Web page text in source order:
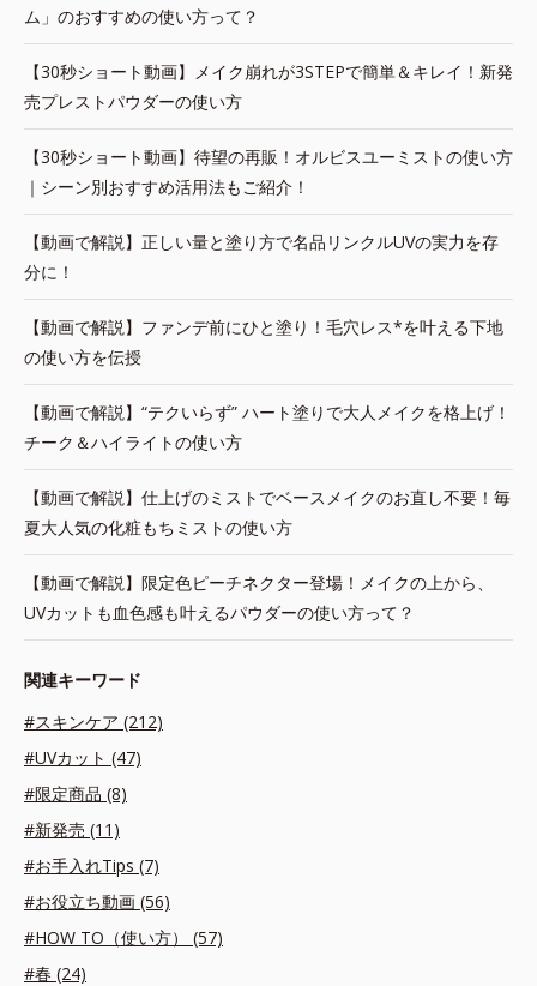
ム」のおすすめの使い方って？
【30秒ショート動画】メイク崩れが3STEPで簡単＆キレイ！新発
売プレストパウダーの使い方
【30秒ショート動画】待望の再販！オルビスユーミストの使い方
｜シーン別おすすめ活用法もご紹介！
【動画で解説】正しい量と塗り方で名品リンクルUVの実力を存
分に！
【動画で解説】ファンデ前にひと塗り！毛穴レス*を叶える下地
の使い方を伝授
【動画で解説】“テクいらず” ハート塗りで大人メイクを格上げ！
チーク＆ハイライトの使い方
【動画で解説】仕上げのミストでベースメイクのお直し不要！毎
夏大人気の化粧もちミストの使い方
【動画で解説】限定色ピーチネクター登場！メイクの上から、
UVカットも血色感も叶えるパウダーの使い方って？
関連キーワード
#スキンケア (212)
#UVカット (47)
#限定商品 (8)
#新発売 (11)
#お手入れTips (7)
#お役立ち動画 (56)
#HOW TO（使い方） (57)
#春 (24)